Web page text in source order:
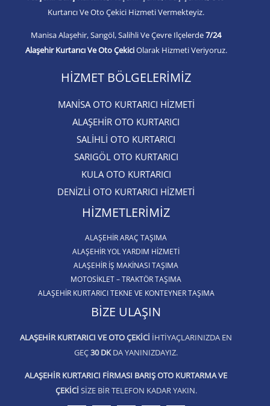
Kurtarıcı Ve Oto Çekici Hizmeti Vermekteyiz.
Manisa Alaşehir, Sarıgöl, Salihli Ve Çevre Ilçelerde7/24
Alaşehir Kurtarıcı Ve Oto ÇekiciOlarak Hizmeti Veriyoruz.
HIZMET BÖLGELERIMIZ
MANİSA OTO KURTARICI HİZMETİ
ALAŞEHİR OTO KURTARICI​
SALİHLİ OTO KURTARICI​
SARIGÖL OTO KURTARICI​
KULA OTO KURTARICI​
DENİZLİ OTO KURTARICI HİZMETİ
HIZMETLERIMIZ
ALAŞEHIR ARAÇ TAŞIMA
ALAŞEHİR YOL YARDIM HİZMETİ
ALAŞEHIR İŞ MAKINASI TAŞIMA
MOTOSIKLET – TRAKTÖR TAŞIMA
ALAŞEHIR KURTARICI TEKNE VE KONTEYNER TAŞIMA
BIZE ULAŞIN
ALAŞEHIR KURTARICI VE OTO ÇEKICI IHTIYAÇLARINIZDA EN
GEÇ30 DKDA YANINIZDAYIZ.
ALAŞEHIR KURTARICI FIRMASI BARIŞ OTO KURTARMA VE
ÇEKICI SIZE BIR TELEFON KADAR YAKIN.